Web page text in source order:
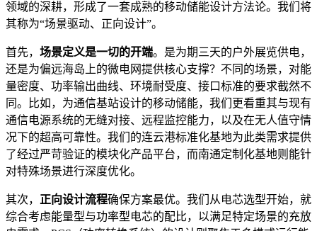
领域的深耕，形成了一套成熟的移动储能设计方法论。我们将
其称为“场景驱动、正向设计”。
首先， 场景定义是一切的开端。是为期三天的户外展览供电，
还是为偏远海岛上的微电网提供核心支撑？不同的场景，对能
量密度、功率输出曲线、环境耐受度、接口标准的要求截然不
同。比如，为通信基站设计的移动储能，我们更看重其与现有
通信电源系统的无缝对接、远程监控能力，以及在无人值守情
况下的超高可靠性。我们的连云港标准化基地为此类需求提供
了经过严苛验证的模块化产品平台，而南通定制化基地则能针
对特殊场景进行深度优化。
其次， 正向设计流程确保方案最优。我们从电芯选型开始，就
综合考虑能量型与功率型电芯的配比，以满足特定场景的充放